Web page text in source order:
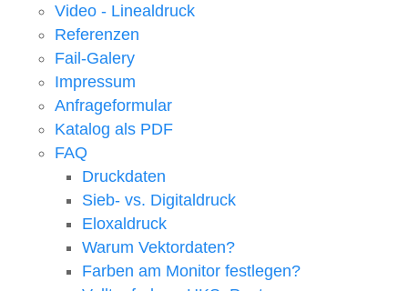
Video - Linealdruck
Referenzen
Fail-Galery
Impressum
Anfrageformular
Katalog als PDF
FAQ
Druckdaten
Sieb- vs. Digitaldruck
Eloxaldruck
Warum Vektordaten?
Farben am Monitor festlegen?